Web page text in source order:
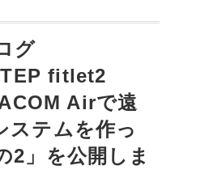
グ
fitlet2
Airで遠
ステムを作っ
2」を公開しま